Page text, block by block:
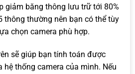
giảm băng thông lưu trữ tới 80%
thông thường nên bạn có thể tùy
chọn camera phù hợp.
sẽ giúp bạn tính toán được
thống camera của mình. Nếu